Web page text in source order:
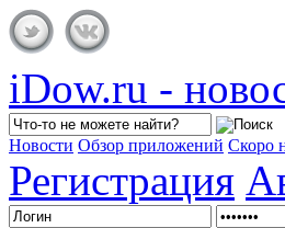
iDow.ru -
Новости Обзор приложений Скоро
Регистрация